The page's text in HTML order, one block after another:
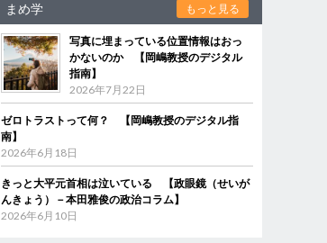
まめ学 もっと見る
写真に埋まっている位置情報はおっ
かないのか 【岡嶋教授のデジタル
指南】
2026年7月22日
ゼロトラストって何？ 【岡嶋教授のデジタル指
南】
2026年6月18日
きっと大平元首相は泣いている 【政眼鏡（せいが
んきょう）－本田雅俊の政治コラム】
2026年6月10日